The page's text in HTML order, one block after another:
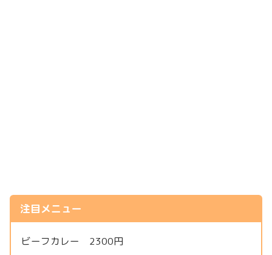
注目メニュー
ビーフカレー 2300円